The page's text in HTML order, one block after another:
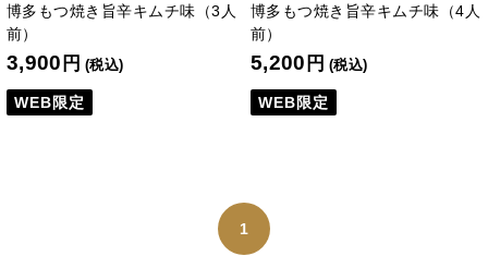
博多もつ焼き旨辛キムチ味（3人
前）
3,900 円 (税込)
WEB限定
博多もつ焼き旨辛キムチ味（4人
前）
5,200 円 (税込)
WEB限定
1